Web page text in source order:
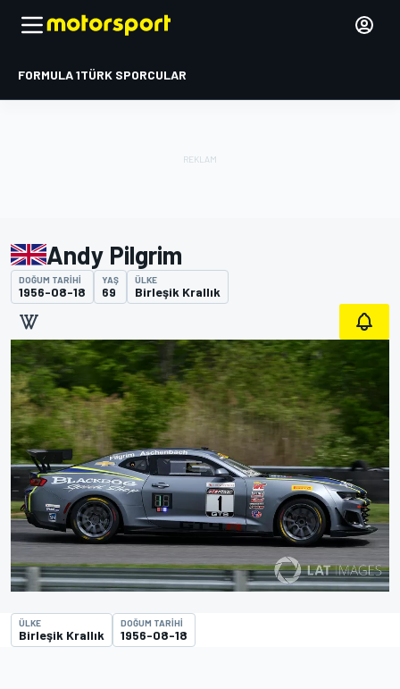
FORMULA 1TÜRK SPORCULAR
Andy Pilgrim
DOĞUM TARIHI
1956-08-18
YAŞ
69
ÜLKE
Birleşik Krallık
ÜLKE
Birleşik Krallık
DOĞUM TARIHI
1956-08-18